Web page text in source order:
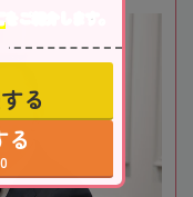
をご紹介します。
る